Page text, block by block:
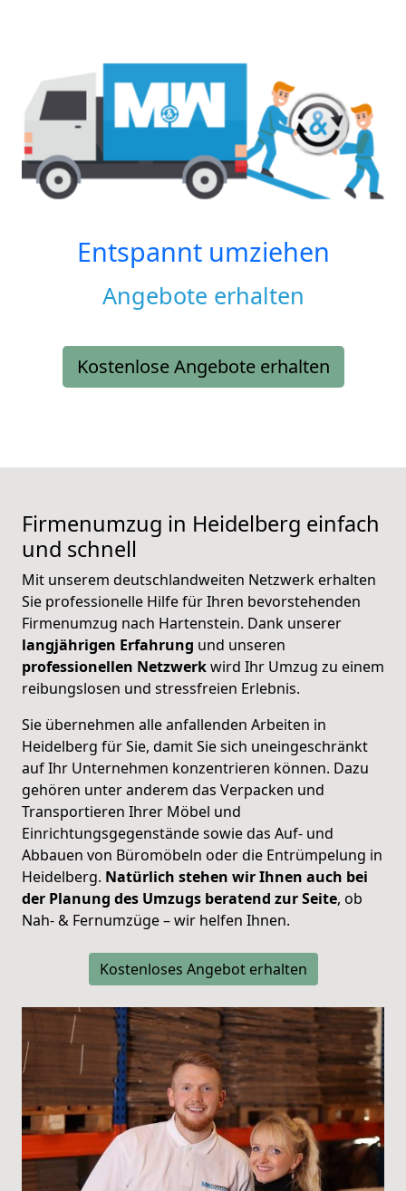
Entspannt umziehen
Angebote erhalten
Kostenlose Angebote erhalten
Firmenumzug in Heidelberg einfach
und schnell
Mit unserem deutschlandweiten Netzwerk erhalten
Sie professionelle Hilfe für Ihren bevorstehenden
Firmenumzug nach Hartenstein. Dank unserer
langjährigen Erfahrung und unseren
professionellen Netzwerkwird Ihr Umzug zu einem
reibungslosen und stressfreien Erlebnis.
Sie übernehmen alle anfallenden Arbeiten in
Heidelberg für Sie, damit Sie sich uneingeschränkt
auf Ihr Unternehmen konzentrieren können. Dazu
gehören unter anderem das Verpacken und
Transportieren Ihrer Möbel und
Einrichtungsgegenstände sowie das Auf- und
Abbauen von Büromöbeln oder die Entrümpelung in
Heidelberg. Natürlich stehen wir Ihnen auch bei
der Planung des Umzugs beratend zur Seite, ob
Nah- & Fernumzüge – wir helfen Ihnen.
Kostenloses Angebot erhalten